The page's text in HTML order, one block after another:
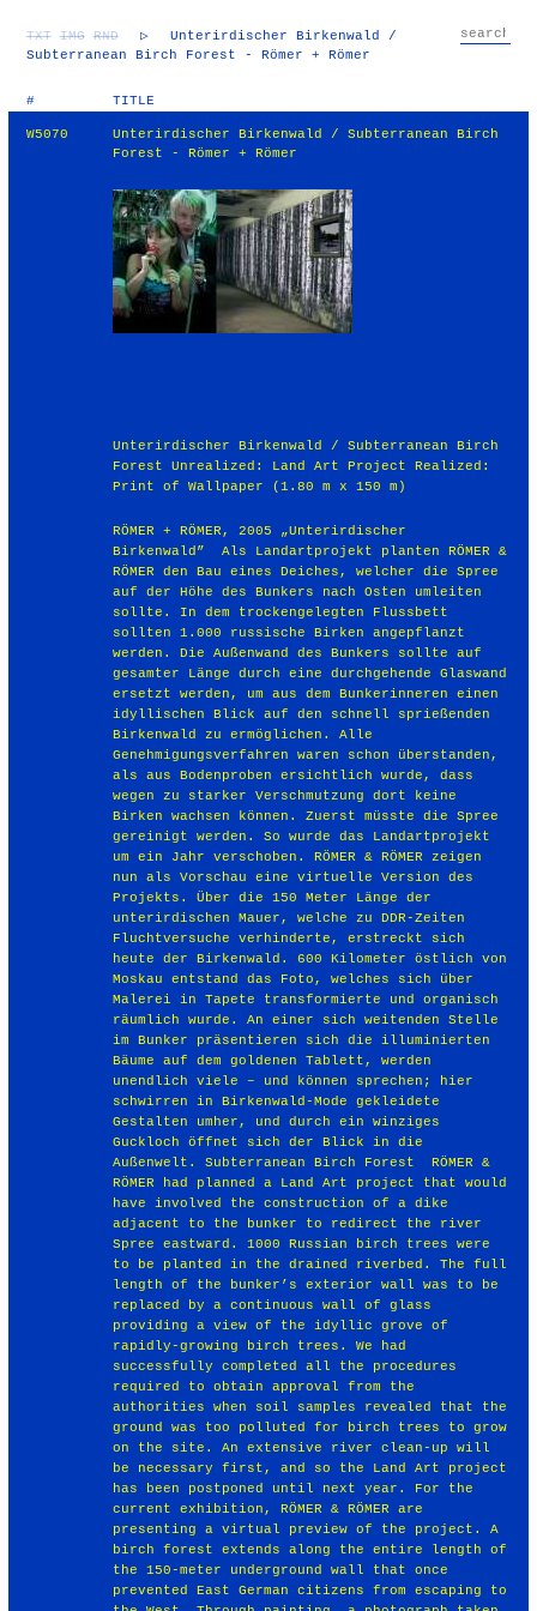
TXT IMG RND ▷
Unterirdischer Birkenwald /
Subterranean Birch Forest - Römer + Römer
# TITLE
W5070
Unterirdischer Birkenwald / Subterranean Birch
Forest - Römer + Römer
Unterirdischer Birkenwald / Subterranean Birch
Forest Unrealized: Land Art Project Realized:
Print of Wallpaper (1.80 m x 150 m)
RÖMER + RÖMER, 2005 „Unterirdischer
Birkenwald” Als Landartprojekt planten RÖMER &
RÖMER den Bau eines Deiches, welcher die Spree
auf der Höhe des Bunkers nach Osten umleiten
sollte. In dem trockengelegten Flussbett
sollten 1.000 russische Birken angepflanzt
werden. Die Außenwand des Bunkers sollte auf
gesamter Länge durch eine durchgehende Glaswand
ersetzt werden, um aus dem Bunkerinneren einen
idyllischen Blick auf den schnell sprießenden
Birkenwald zu ermöglichen. Alle
Genehmigungsverfahren waren schon überstanden,
als aus Bodenproben ersichtlich wurde, dass
wegen zu starker Verschmutzung dort keine
Birken wachsen können. Zuerst müsste die Spree
gereinigt werden. So wurde das Landartprojekt
um ein Jahr verschoben. RÖMER & RÖMER zeigen
nun als Vorschau eine virtuelle Version des
Projekts. Über die 150 Meter Länge der
unterirdischen Mauer, welche zu DDR-Zeiten
Fluchtversuche verhinderte, erstreckt sich
heute der Birkenwald. 600 Kilometer östlich von
Moskau entstand das Foto, welches sich über
Malerei in Tapete transformierte und organisch
räumlich wurde. An einer sich weitenden Stelle
im Bunker präsentieren sich die illuminierten
Bäume auf dem goldenen Tablett, werden
unendlich viele – und können sprechen; hier
schwirren in Birkenwald-Mode gekleidete
Gestalten umher, und durch ein winziges
Guckloch öffnet sich der Blick in die
Außenwelt. Subterranean Birch Forest RÖMER &
RÖMER had planned a Land Art project that would
have involved the construction of a dike
adjacent to the bunker to redirect the river
Spree eastward. 1000 Russian birch trees were
to be planted in the drained riverbed. The full
length of the bunker’s exterior wall was to be
replaced by a continuous wall of glass
providing a view of the idyllic grove of
rapidly-growing birch trees. We had
successfully completed all the procedures
required to obtain approval from the
authorities when soil samples revealed that the
ground was too polluted for birch trees to grow
on the site. An extensive river clean-up will
be necessary first, and so the Land Art project
has been postponed until next year. For the
current exhibition, RÖMER & RÖMER are
presenting a virtual preview of the project. A
birch forest extends along the entire length of
the 150-meter underground wall that once
prevented East German citizens from escaping to